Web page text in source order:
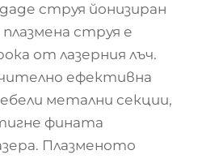
струя йонизиран
плазмена струя е
от лазерния лъч.
ефективна
метални секции,
фината
Плазменото